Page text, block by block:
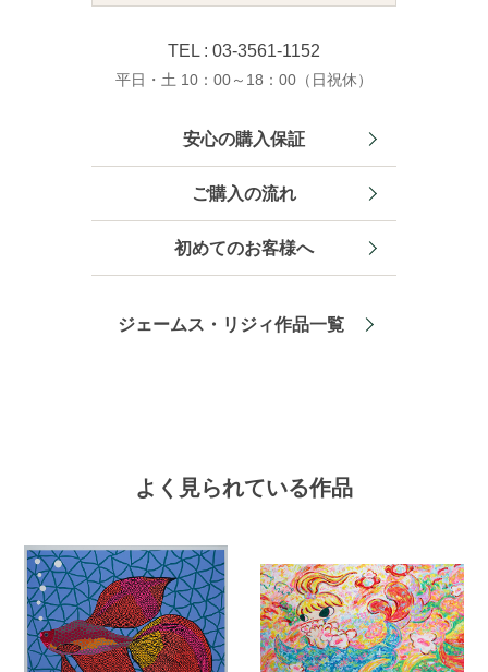
TEL : 03-3561-1152
平日・土 10：00～18：00（日祝休）
安心の購入保証
ご購入の流れ
初めてのお客様へ
ジェームス・リジィ作品一覧
よく見られている作品